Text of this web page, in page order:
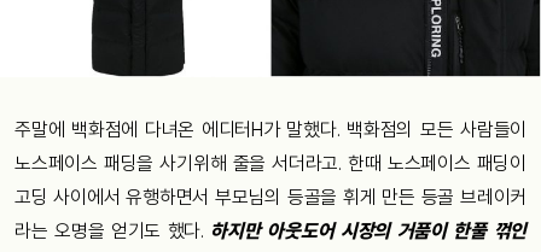
주말에 백화점에 다녀온 에디터H가 말했다. 백화점의 모든 사람들이
노스페이스 패딩을 사기위해 줄을 서더라고. 한때 노스페이스 패딩이
고딩 사이에서 유행하면서 부모님의 등골을 휘게 만든 등골 브레이커
라는 오명을 얻기도 했다. 하지만 아웃도어 시장의 거품이 한풀 꺾인